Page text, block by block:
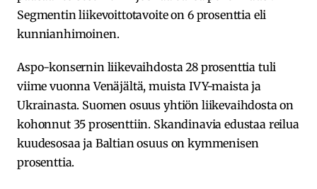
Segmentin liikevoittotavoite on 6 prosenttia eli
kunnianhimoinen.
Aspo-konsernin liikevaihdosta 28 prosenttia tuli
viime vuonna Venäjältä, muista IVY-maista ja
Ukrainasta. Suomen osuus yhtiön liikevaihdosta on
kohonnut 35 prosenttiin. Skandinavia edustaa reilua
kuudesosaa ja Baltian osuus on kymmenisen
prosenttia.